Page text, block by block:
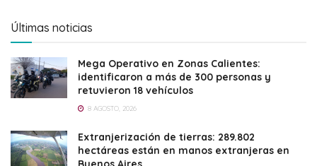
Últimas noticias
Mega Operativo en Zonas Calientes:
identificaron a más de 300 personas y
retuvieron 18 vehículos
8 AGOSTO, 2026
Extranjerización de tierras: 289.802
hectáreas están en manos extranjeras en